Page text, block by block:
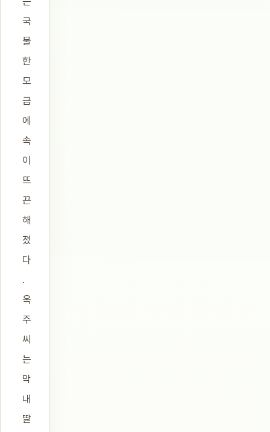
국
물
한
모
금
에
속
이
뜨
끈
해
졌
다
.
옥
주
씨
는
막
내
딸